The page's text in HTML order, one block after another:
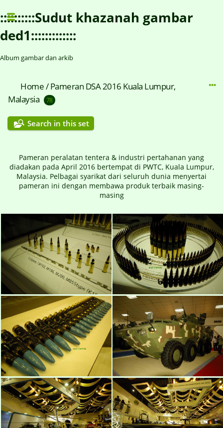
::::::::::Sudut khazanah gambar
ded1:::::::::::::
Album gambar dan arkib
Home/Pameran DSA 2016 Kuala Lumpur,
Malaysia
78
Search in this set
Pameran peralatan tentera & industri pertahanan yang
diadakan pada April 2016 bertempat di PWTC, Kuala Lumpur,
Malaysia. Pelbagai syarikat dari seluruh dunia menyertai
pameran ini dengan membawa produk terbaik masing-
masing